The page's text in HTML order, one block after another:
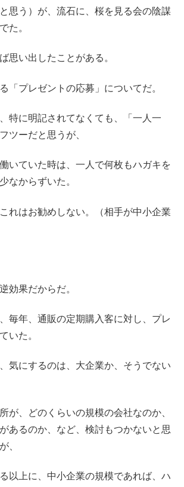
思う）が、流石に、桜を見る会の陰謀
た。
思い出したことがある。
「プレゼントの応募」についてだ。
特に明記されてなくても、「一人一
ツーだと思うが、
いていた時は、一人で何枚もハガキを
なからずいた。
れはお勧めしない。（相手が中小企業
効果だからだ。
毎年、通販の定期購入客に対し、プレ
いた。
気にするのは、大企業か、そうでない
が、どのくらいの規模の会社なのか、
あるのか、など、検討もつかないと思
、
以上に、中小企業の規模であれば、ハ